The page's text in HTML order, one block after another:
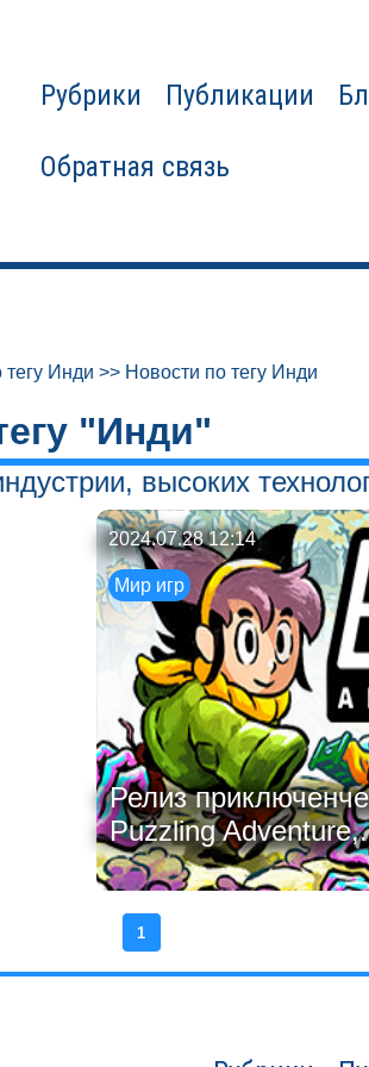
Рубрики Публикации
Обратная связь
Инди >> Новости по тегу Инди
"Инди"
высоких
2024.07.28 12:14
Мир игр
Релиз
Puzzling
1